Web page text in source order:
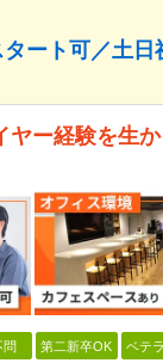
ート可／土
ー経験を生
問 第二新卒OK ベテ